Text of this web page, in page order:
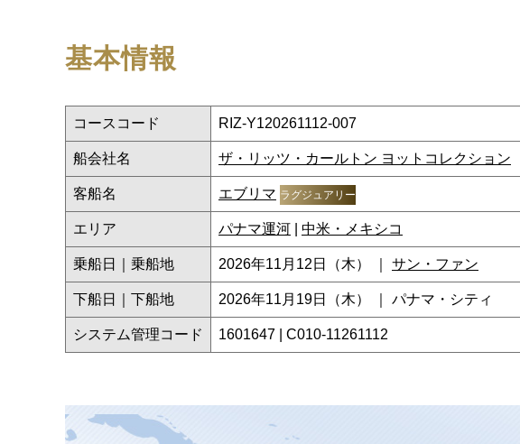
基本情報
コースコード RIZ-Y120261112-007
船会社名 ザ・リッツ・カールトン ヨットコレクション
客船名 エブリマ ラグジュアリー
エリア パナマ運河 中米・メキシコ
乗船日｜乗船地 2026年11月12日（木） ｜ サン・ファン
下船日｜下船地 2026年11月19日（木） ｜ パナマ・シティ
システム管理コード 1601647 | C010-11261112